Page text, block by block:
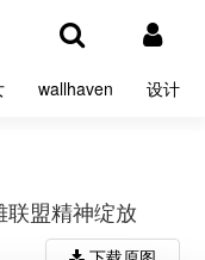
wallhaven 设计
盟精神绽放